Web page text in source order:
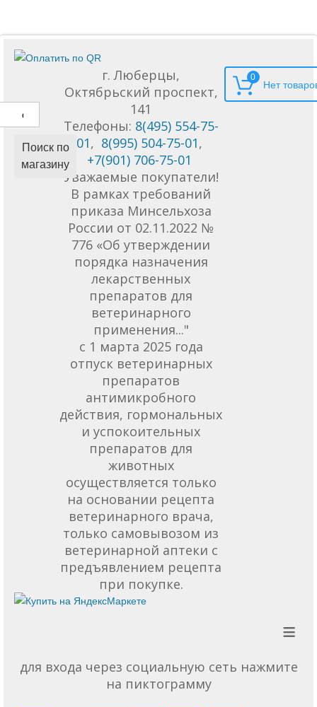
Поиск по
магазину
г. Люберцы,
Октябрьский проспект,
141
Телефоны: 8(495) 554-75-
01, 8(995) 504-75-01,
+7(901) 706-75-01
Уважаемые покупатели!
В рамках требований
приказа Минсельхоза
России от 02.11.2022 №
776 «Об утверждении
порядка назначения
лекарственных
препаратов для
ветеринарного
применения..."
с 1 марта 2025 года
отпуск ветеринарных
препаратов
антимикробного
действия, гормональных
и успокоительных
препаратов для
животных
осуществляется только
на основании рецепта
ветеринарного врача,
только самовывозом из
ветеринарной аптеки с
предъявлением рецепта
при покупке.
0
≡
для входа через социальную сеть нажмите
на пиктограмму